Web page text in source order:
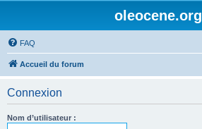
oleocene.org
FAQ
Accueil du forum
Connexion
Nom d’utilisateur :